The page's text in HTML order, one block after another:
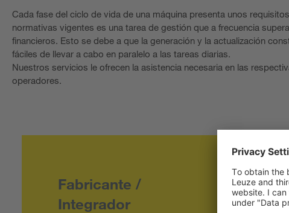
Cada fase del ciclo de vida de una máquina presenta unos
normativas vigentes es una tarea de gestión que a frecuencia
financieros. Esto se debe a que la generación y la actualización
fáciles de llevar a cabo en paralelo a las tareas diarias.
Nuestros servicios le ofrecen la asistencia necesaria en las
operadores.
Fabricante /
Integrador